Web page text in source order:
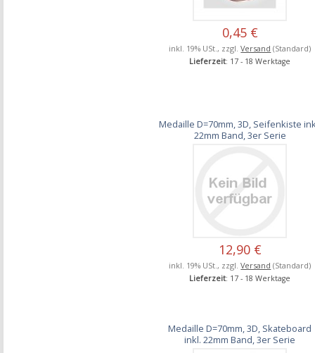
0,45 €
inkl. 19% USt., zzgl.Versand (Standard)
Lieferzeit: 17 - 18 Werktage
Medaille D=70mm, 3D, Seifenkiste
22mm Band, 3er Serie
12,90 €
inkl. 19% USt., zzgl.Versand (Standard)
Lieferzeit: 17 - 18 Werktage
Medaille D=70mm, 3D, Skateboard
inkl. 22mm Band, 3er Serie